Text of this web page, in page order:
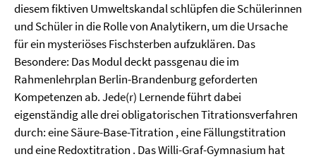
diesem fiktiven Umweltskandal schlüpfen die Schülerinnen
und Schüler in die Rolle von Analytikern, um die Ursache
für ein mysteriöses Fischsterben aufzuklären. Das
Besondere: Das Modul deckt passgenau die im
Rahmenlehrplan Berlin-Brandenburg geforderten
Kompetenzen ab. Jede(r) Lernende führt dabei
eigenständig alle drei obligatorischen Titrationsverfahren
durch: eine Säure-Base-Titration , eine Fällungstitration
und eine Redoxtitration . Das Willi-Graf-Gymnasium hat